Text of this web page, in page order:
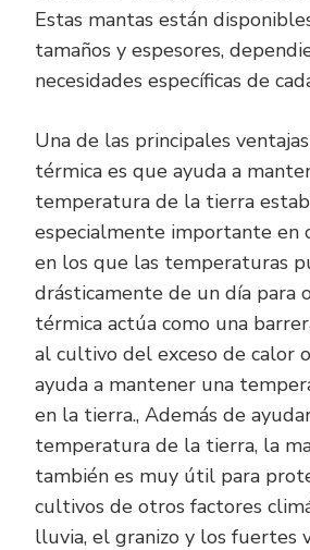
Estas mantas están
tamaños y espesores,
necesidades específicas de
Una de las principales
térmica es que ayuda a
temperatura de la tierra
especialmente importante en
en los que las temperaturas
drásticamente de un día para
térmica actúa como una
al cultivo del exceso de calor
ayuda a mantener una
en la tierra., Además de
temperatura de la tierra, la
también es muy útil para
cultivos de otros factores
lluvia, el granizo y los fuertes